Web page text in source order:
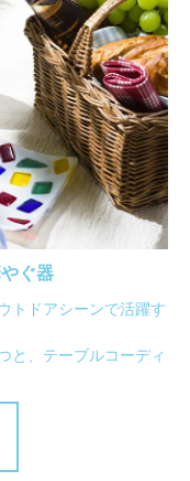
ぐ器
トドアシーンで活躍す
と、テーブルコーディ